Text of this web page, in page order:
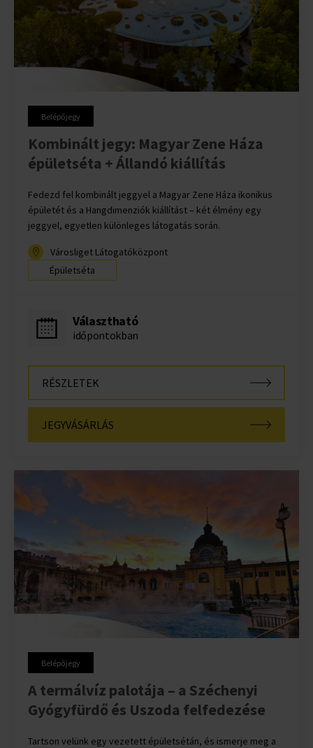
Belépőjegy
Kombinált jegy: Magyar Zene Háza
épületséta + Állandó kiállítás
Fedezd fel kombinált jeggyel a Magyar Zene Háza ikonikus
épületét és a Hangdimenziók kiállítást – két élmény egy
jeggyel, egyetlen különleges látogatás során.
Városliget Látogatóközpont
Épületséta
Választható
időpontokban
RÉSZLETEK
JEGYVÁSÁRLÁS
Belépőjegy
A termálvíz palotája – a Széchenyi
Gyógyfürdő és Uszoda felfedezése
Tartson velünk egy vezetett épületsétán, és ismerje meg a